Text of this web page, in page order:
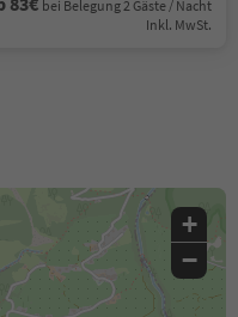
bei Belegung 2 Gäste / Nacht
Inkl. MwSt.
+
−